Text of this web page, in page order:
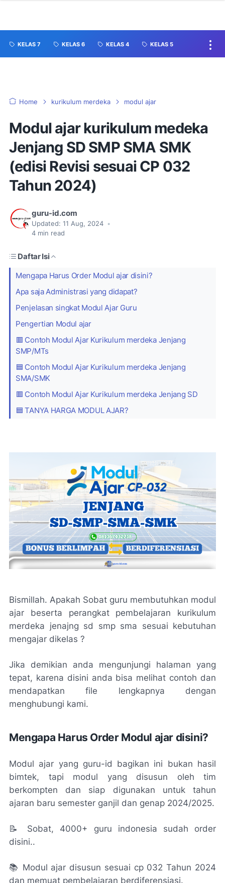
KELAS 7 KELAS 6 KELAS 4 KELAS 5
Home kurikulum merdeka modul ajar
Modul ajar kurikulum medeka
Jenjang SD SMP SMA SMK
(edisi Revisi sesuai CP 032
Tahun 2024)
guru-id.com
Updated: 11 Aug, 2024 •
4 min read
Daftar Isi
Mengapa Harus Order Modul ajar disini?
Apa saja Administrasi yang didapat?
Penjelasan singkat Modul Ajar Guru
Pengertian Modul ajar
🟥 Contoh Modul Ajar Kurikulum merdeka Jenjang
SMP/MTs
🟦 Contoh Modul Ajar Kurikulum merdeka Jenjang
SMA/SMK
🟥 Contoh Modul Ajar Kurikulum merdeka Jenjang SD
🟦 TANYA HARGA MODUL AJAR?
Bismillah. Apakah Sobat guru membutuhkan modul
ajar beserta perangkat pembelajaran kurikulum
merdeka jenajng sd smp sma sesuai kebutuhan
mengajar dikelas ?
Jika demikian anda mengunjungi halaman yang
tepat, karena disini anda bisa melihat contoh dan
mendapatkan file lengkapnya dengan
menghubungi kami.
Mengapa Harus Order Modul ajar disini?
Modul ajar yang guru-id bagikan ini bukan hasil
bimtek, tapi modul yang disusun oleh tim
berkompten dan siap digunakan untuk tahun
ajaran baru semester ganjil dan genap 2024/2025.
📝 Sobat, 4000+ guru indonesia sudah order
disini..
📚 Modul ajar disusun sesuai cp 032 Tahun 2024
dan memuat pembelajaran berdiferensiasi.